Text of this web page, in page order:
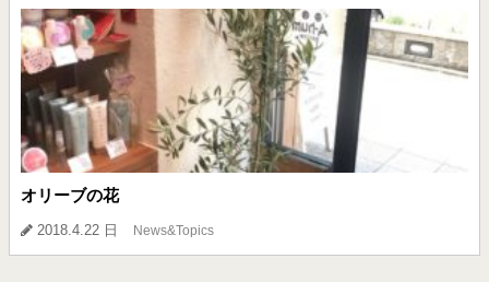
オリーブの花
2018.4.22 日 News&Topics